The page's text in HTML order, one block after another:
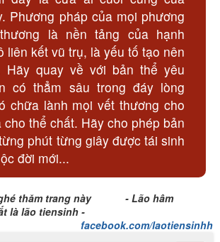
Phương pháp của mọi phương
là nền tảng của hạnh
liên kết vũ trụ, là yếu tố tạo nên
Hãy quay về với bản thể yêu
có thẳm sâu trong đáy lòng
chữa lành mọi vết thương cho
cho thể chất. Hãy cho phép bản
phút từng giây được tái sinh
đời mới...
ghé thăm trang này - Lão hâm
là lão tiensinh -
facebook.com/laotiensinhh